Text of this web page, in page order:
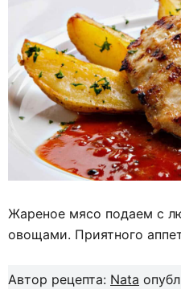
Жареное мясо подаем с
овощами. Приятного
Автор рецепта: Nata